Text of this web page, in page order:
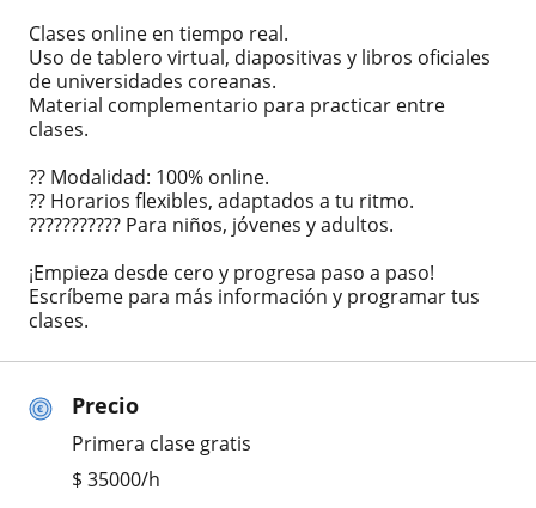
Precio
Primera clase gratis
$ 35000/h
Clases online en tiempo real.
Uso de tablero virtual, diapositivas y libros oficiales
de universidades coreanas.
Material complementario para practicar entre
clases.
?? Modalidad: 100% online.
?? Horarios flexibles, adaptados a tu ritmo.
??????????? Para niños, jóvenes y adultos.
¡Empieza desde cero y progresa paso a paso!
Escríbeme para más información y programar tus
clases.